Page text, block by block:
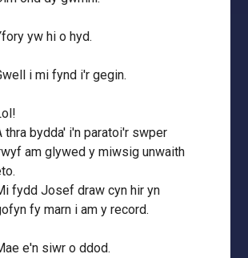
yw hi o hyd.
i mi fynd i'r gegin.
thra bydda' i'n paratoi'r swper
am glywed y miwsig unwaith
fydd Josef draw cyn hir yn
fy marn i am y record.
e'n siwr o ddod.